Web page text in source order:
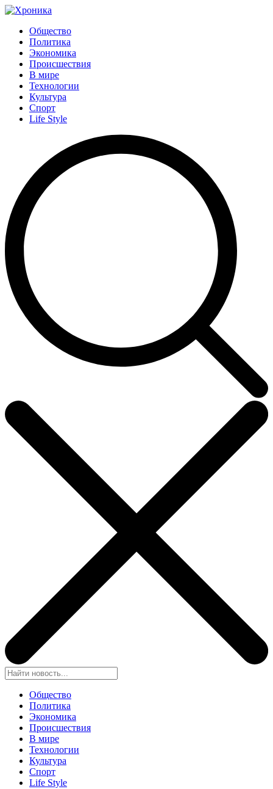
Общество
Политика
Экономика
Происшествия
В мире
Технологии
Культура
Спорт
Life Style
Общество
Политика
Экономика
Происшествия
В мире
Технологии
Культура
Спорт
Life Style